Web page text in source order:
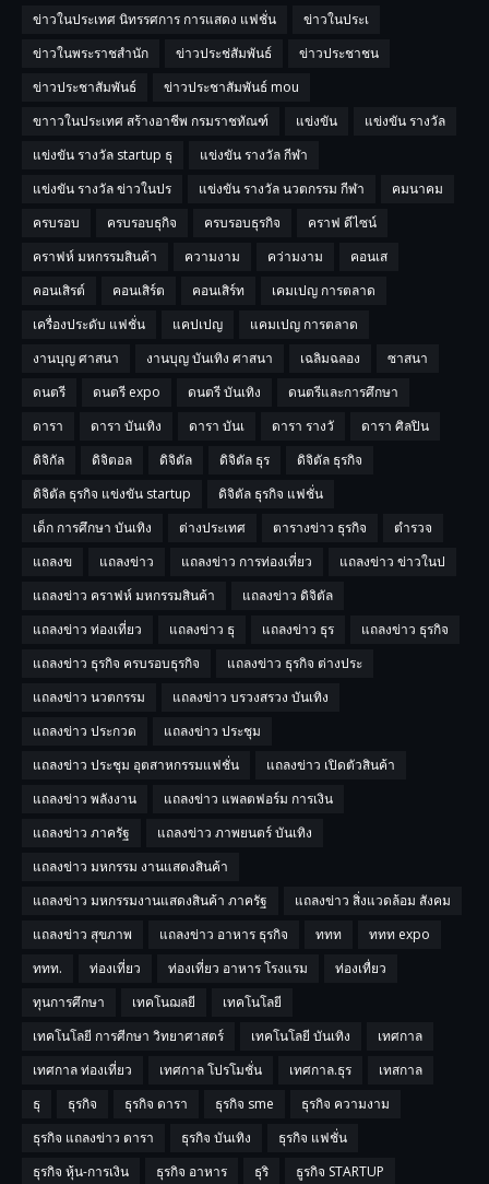
ข่าวในประเทศ นิทรรศการ การแสดง แฟชั่น
ข่าวในประเ
ข่าวในพระราชสำนัก
ข่าวประช่สัมพันธ์
ข่าวประชาชน
ข่าวประชาสัมพันธ์
ข่าวประชาสัมพันธ์ mou
ขาาวในประเทศ สร้างอาชีพ กรมราชทัณฑ์
แข่งขัน
แข่งขัน รางวัล
แข่งขัน รางวัล startup ธุ
แข่งขัน รางวัล กีฬา
แข่งขัน รางวัล ข่าวในปร
แข่งขัน รางวัล นวตกรรม กีฬา
คมนาคม
ครบรอบ
ครบรอบธุกิจ ครบรอบธุรกิจ
คราฟ ดีไซน์
คราฟห์ มหกรรมสินค้า
ความงาม คว่ามงาม
คอนเส
คอนเสิรต์
คอนเสิร์ต คอนเสิร์ท
เคมเปญ การตลาด
เครื่องประดับ แฟชั่น
แคปเปญ
แคมเปญ การตลาด
งานบุญ ศาสนา
งานบุญ บันเทิง ศาสนา เฉลิมฉลอง
ซาสนา
ดนตรี
ดนตรี expo ดนตรี บันเทิง
ดนตรีและการศึกษา
ดารา
ดารา บันเทิง ดารา บันเ ดารา รางวั
ดารา ศิลปิน
ดิจิกัล
ดิจิตอล ดิจิตัล ดิจิตัล ธุร
ดิจิตัล ธุรกิจ
ดิจิตัล ธุรกิจ แข่งขัน startup
ดิจิตัล ธุรกิจ แฟชั่น
เด็ก การศึกษา บันเทิง
ต่างประเทศ ตารางข่าว ธุรกิจ
ตำรวจ
แถลงข
แถลงข่าว แถลงข่าว การท่องเที่ยว
แถลงข่าว ข่าวในป
แถลงข่าว คราฟห์ มหกรรมสินค้า
แถลงข่าว ดิจิตัล
แถลงข่าว ท่องเที่ยว
แถลงข่าว ธุ แถลงข่าว ธุร
แถลงข่าว ธุรกิจ
แถลงข่าว ธุรกิจ ครบรอบธุรกิจ
แถลงข่าว ธุรกิจ ต่างประ
แถลงข่าว นวตกรรม
แถลงข่าว บรวงสรวง บันเทิง
แถลงข่าว ประกวด
แถลงข่าว ประชุม
แถลงข่าว ประชุม อุตสาหกรรมแฟชั่น
แถลงข่าว เปิดตัวสินค้า
แถลงข่าว พลังงาน
แถลงข่าว แพลตฟอร์ม การเงิน
แถลงข่าว ภาครัฐ
แถลงข่าว ภาพยนตร์ บันเทิง
แถลงข่าว มหกรรม งานแสดงสินค้า
แถลงข่าว มหกรรมงานแสดงสินค้า ภาครัฐ
แถลงข่าว สิ่งแวดล้อม สังคม
แถลงข่าว สุขภาพ
แถลงข่าว อาหาร ธุรกิจ ททท
ททท expo
ททท.
ท่องเที่ยว ท่องเที่ยว อาหาร โรงแรม
ท่องเทื่ยว
ทุนการศึกษา
เทคโนฌลยี
เทคโนโลยี
เทคโนโลยี การศีกษา วิทยาศาสตร์
เทคโนโลยี บันเทิง
เทศกาล
เทศกาล ท่องเที่ยว
เทศกาล โปรโมชั่น เทศกาล.ธุร
เทสกาล
ธุ
ธุรกิจ ธุรกิจ ดารา ธุรกิจ sme
ธุรกิจ ความงาม
ธุรกิจ แถลงข่าว ดารา
ธุรกิจ บันเทิง
ธุรกิจ แฟชั่น
ธุรกิจ หุ้น-การเงิน
ธุรกิจ อาหาร ธุริ ธูรกิจ STARTUP